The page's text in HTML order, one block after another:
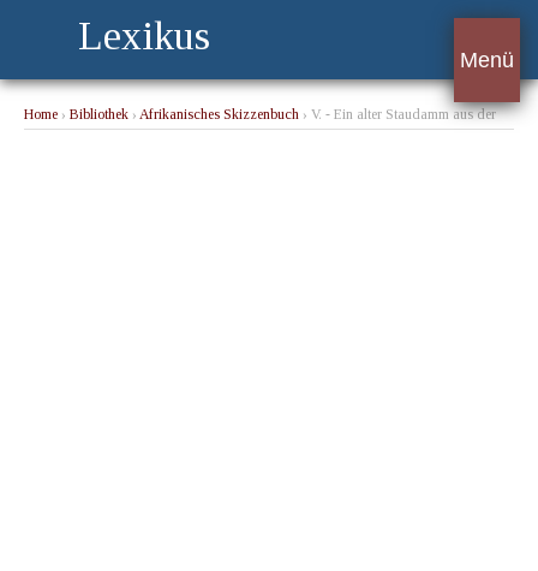
Lexikus
Menü
Home › Bibliothek › Afrikanisches Skizzenbuch › V. - Ein alter Staudamm aus der